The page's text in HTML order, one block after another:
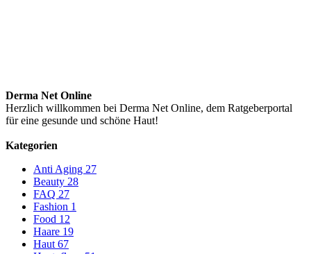
Derma Net Online
Herzlich willkommen bei Derma Net Online, dem Ratgeberportal
für eine gesunde und schöne Haut!
Kategorien
Anti Aging 27
Beauty 28
FAQ 27
Fashion 1
Food 12
Haare 19
Haut 67